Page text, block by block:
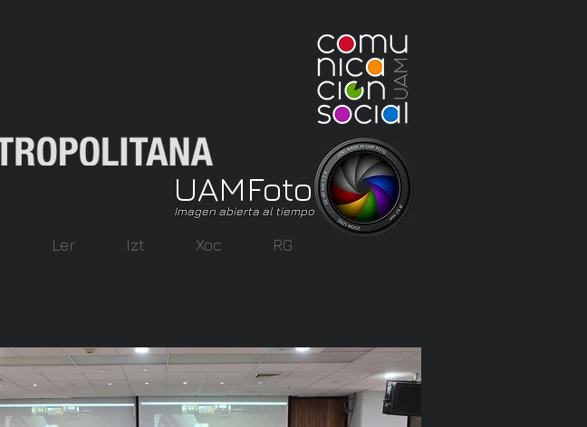
UAMFoto
Imagen abierta al tiempo
Ler Izt Xoc RG